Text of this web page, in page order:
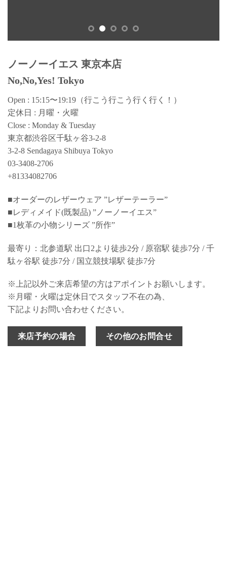
ノーノーイエス 東京本店
No,No,Yes! Tokyo
Open : 15:15〜19:19（行こう行こう行く行く！）
定休日 : 月曜・火曜
Close : Monday & Tuesday
東京都渋谷区千駄ヶ谷3-2-8
3-2-8 Sendagaya Shibuya Tokyo
03-3408-2706
+81334082706
■オーダーのレザーウェア ”レザーテーラー”
■レディメイド(既製品) ”ノーノーイエス”
■1枚革の小物シリーズ ”所作”
最寄り：北参道駅 出口2より徒歩2分 / 原宿駅 徒歩7分 / 千
駄ヶ谷駅 徒歩7分 / 国立競技場駅 徒歩7分
※上記以外ご来店希望の方はアポイントお願いします。
※月曜・火曜は定休日でスタッフ不在の為、
下記よりお問い合わせください。
来店予約の場合 その他のお問合せ